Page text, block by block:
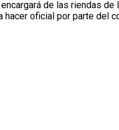
de las riendas de
oficial por parte del